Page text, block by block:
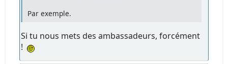
Par exemple.
Si tu nous mets des ambassadeurs, forcément
!